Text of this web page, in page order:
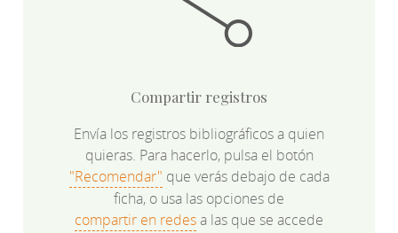
Compartir registros
Envía los registros bibliográficos a quien
quieras. Para hacerlo, pulsa el botón
"Recomendar" que verás debajo de cada
ficha, o usa las opciones de
compartir en redesa las que se accede